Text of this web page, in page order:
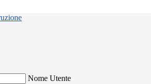
Nome Utente